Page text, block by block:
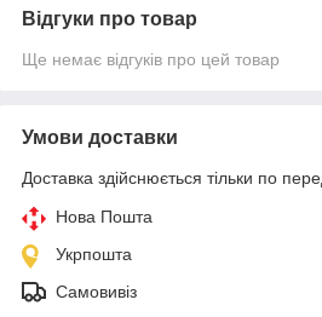
Відгуки про товар
Ще немає відгуків про цей товар
Умови доставки
Доставка здійснюється тільки по
Нова Пошта
Укрпошта
Самовивіз